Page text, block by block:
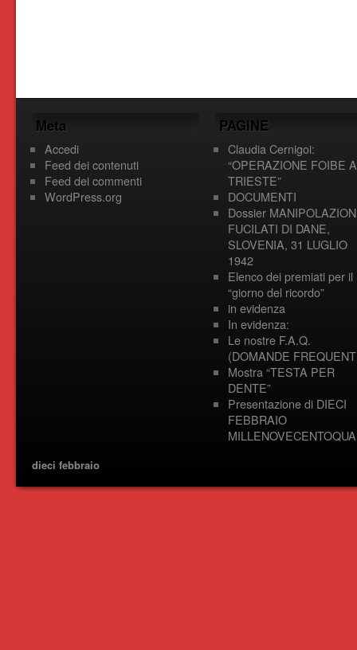
Meta
Accedi
Feed dei contenuti
Feed dei commenti
WordPress.org
PAGINE
Claudia Cernigoi:
“OPERAZIONE FOIBE A
TRIESTE”
DOCUMENTI
Dossier
FUCILATI DI DANE,
SLOVENIA, 31 LUGLIO
1942
Elenco dei premiati per il
“giorno del ricordo”
in evidenza
In evidenza:
Le nostre F.A.Q.
(DOMANDE
Mostra “TESTA PER
DENTE”
Presentazione di DIECI
FEBBRAIO
dieci febbraio